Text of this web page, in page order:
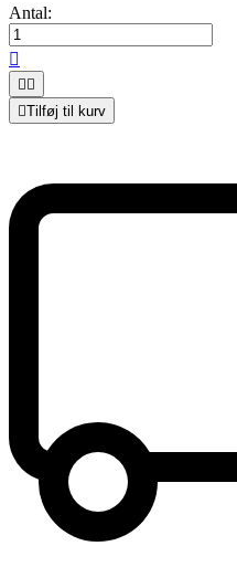
Antal:

 
Tilføj til kurv